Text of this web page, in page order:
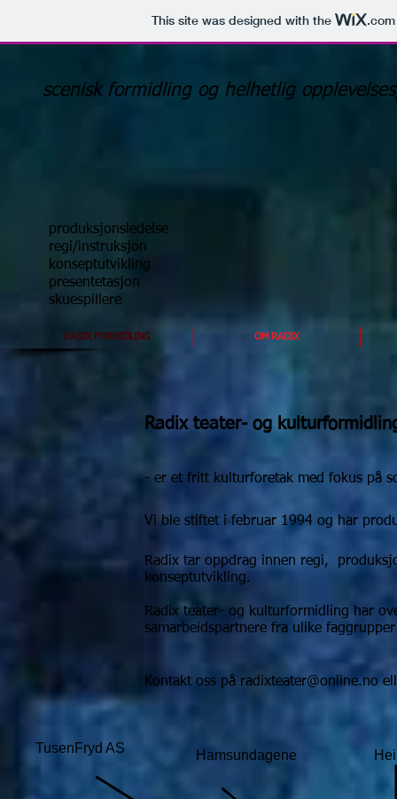
This site was designed with the .com
scenisk formidling og helhetlig
produksjonsledelse
regi/instruksjon
konseptutvikling
presentetasjon
skuespillere
RADIX FORMIDLING OM RADIX
Radix teater- og
- er et fritt kulturforetak med fokus på
Vi ble stiftet i februar 1994 og har
Radix tar oppdrag innen regi,
konseptutvikling.
Radix teater- og kulturformidling har
samarbeidspartnere fra ulike
Kontakt oss på radixteater@online.no
TusenFryd AS Hamsundagene